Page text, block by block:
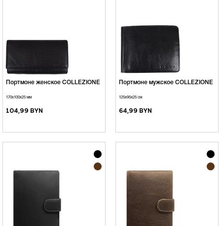
Портмоне женское COLLEZIONE
170х100х25 мм
104,99 BYN
Портмоне мужское COLLEZIONE
125х95х25 см
64,99 BYN